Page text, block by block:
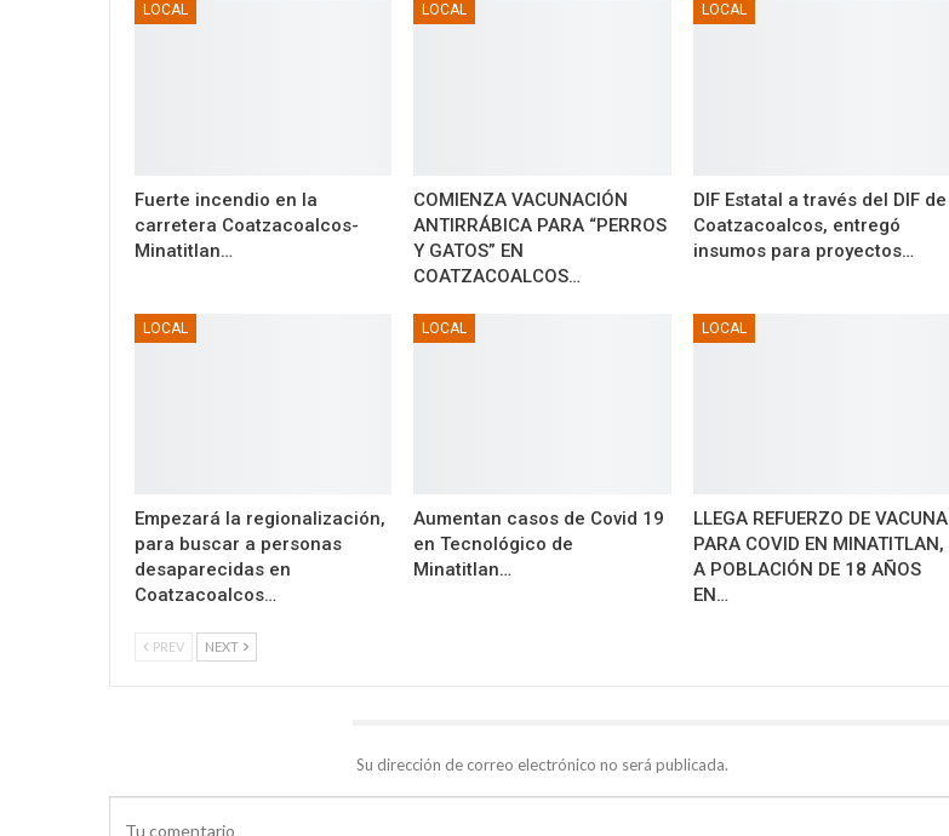
LOCAL
Fuerte incendio en la
carretera Coatzacoalcos-
Minatitlan…
LOCAL
COMIENZA VACUNACIÓN
ANTIRRÁBICA PARA “PERROS
Y GATOS” EN
COATZACOALCOS…
LOCAL
DIF Estatal a través del DIF de
Coatzacoalcos, entregó
insumos para proyectos…
LOCAL
Empezará la regionalización,
para buscar a personas
desaparecidas en
Coatzacoalcos…
LOCAL
Aumentan casos de Covid 19
en Tecnológico de
Minatitlan…
LOCAL
LLEGA REFUERZO DE VACUNA
PARA COVID EN MINATITLAN,
A POBLACIÓN DE 18 AÑOS
EN…
PREV NEXT
Su dirección de correo electrónico no será publicada.